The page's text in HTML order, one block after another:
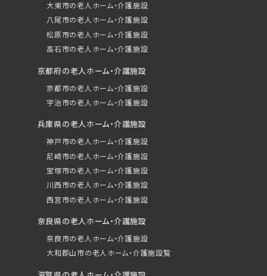
大東市の老人ホーム・介護施設
八尾市の老人ホーム・介護施設
松原市の老人ホーム・介護施設
高石市の老人ホーム・介護施設
京都府の老人ホーム・介護施設
京都市の老人ホーム・介護施設
宇治市の老人ホーム・介護施設
兵庫県の老人ホーム・介護施設
神戸市の老人ホーム・介護施設
尼崎市の老人ホーム・介護施設
宝塚市の老人ホーム・介護施設
川西市の老人ホーム・介護施設
西宮市の老人ホーム・介護施設
奈良県の老人ホーム・介護施設
奈良市の老人ホーム・介護施設
大和郡山市の老人ホーム・介護施設覧